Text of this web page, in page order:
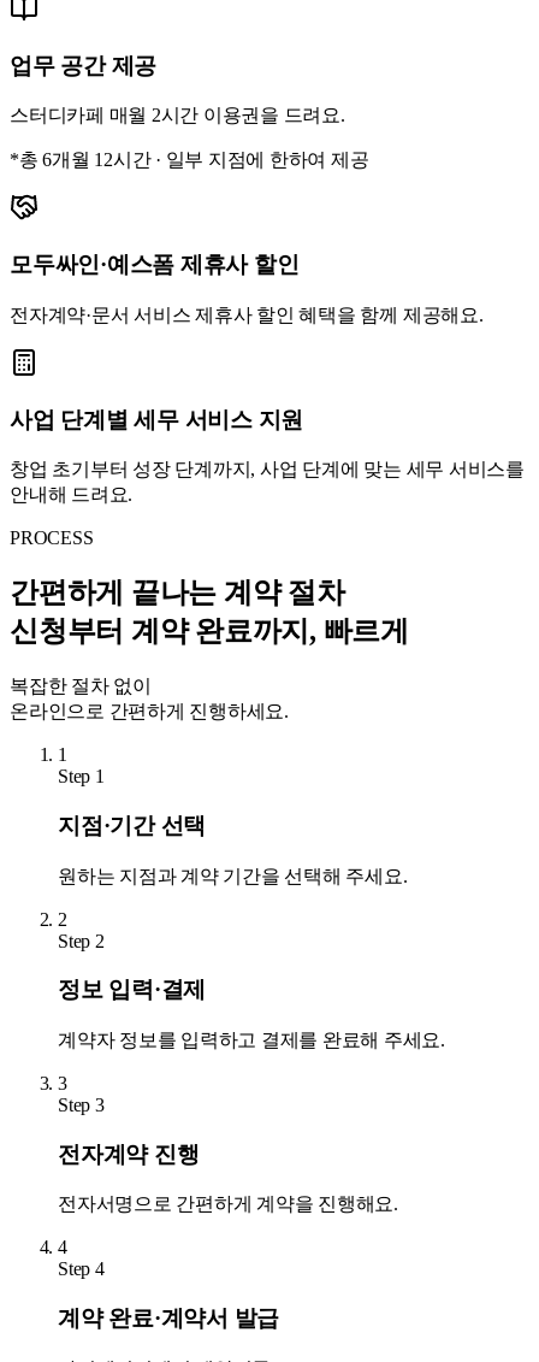
업무 공간 제공
스터디카페 매월 2시간 이용권을 드려요.
*총 6개월 12시간 · 일부 지점에 한하여 제공
모두싸인·예스폼 제휴사 할인
전자계약·문서 서비스 제휴사 할인 혜택을 함께 제공해요.
사업 단계별 세무 서비스 지원
창업 초기부터 성장 단계까지, 사업 단계에 맞는 세무 서비스를
안내해 드려요.
PROCESS
간편하게 끝나는 계약 절차
신청부터 계약 완료까지, 빠르게
복잡한 절차 없이
온라인으로 간편하게 진행하세요.
1
Step 1
지점·기간 선택
원하는 지점과 계약 기간을 선택해 주세요.
2
Step 2
정보 입력·결제
계약자 정보를 입력하고 결제를 완료해 주세요.
3
Step 3
전자계약 진행
전자서명으로 간편하게 계약을 진행해요.
4
Step 4
계약 완료·계약서 발급